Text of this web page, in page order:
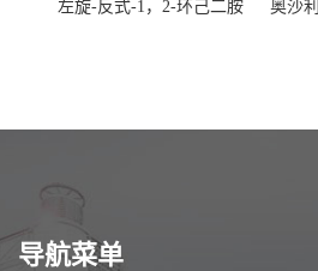
左旋-反式-1，2-环己二胺
奥沙
导航菜单